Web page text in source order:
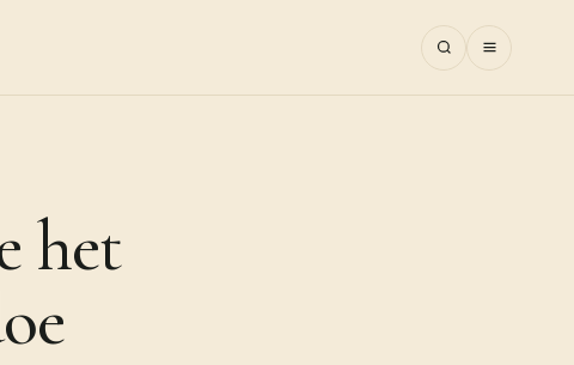
het